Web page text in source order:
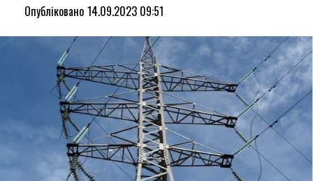
Опубліковано 14.09.2023 09:51